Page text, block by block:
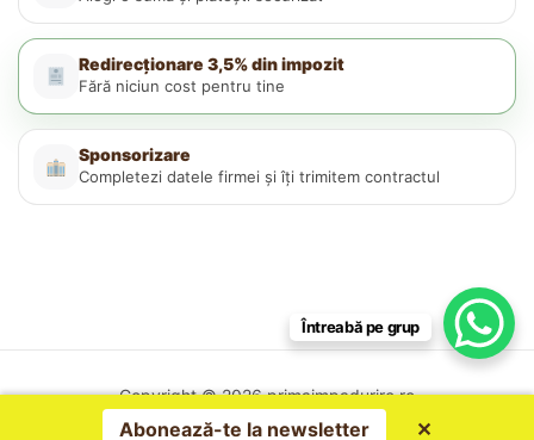
Redirecționare 3,5% din impozit
Fără niciun cost pentru tine
Sponsorizare
Completezi datele firmei și îți trimitem contractul
Copyright © 2026 primaimpadurire.ro
Politica de confidențialitate
Abonează-te la newsletter ✕
Întreabă pe grup